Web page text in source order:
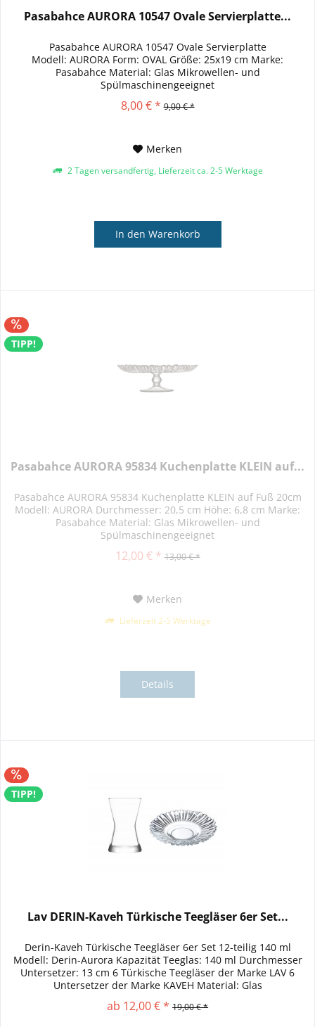
Pasabahce AURORA 10547 Ovale Servierplatte...
Pasabahce AURORA 10547 Ovale Servierplatte
Modell: AURORA Form: OVAL Größe: 25x19 cm Marke:
Pasabahce Material: Glas Mikrowellen- und
Spülmaschinengeeignet
8,00 € * 9,00 € *
Merken
2 Tagen versandfertig, Lieferzeit ca. 2-5 Werktage
In den Warenkorb
TIPP!
Pasabahce AURORA 95834 Kuchenplatte KLEIN auf...
Pasabahce AURORA 95834 Kuchenplatte KLEIN auf Fuß 20cm
Modell: AURORA Durchmesser: 20,5 cm Höhe: 6,8 cm Marke:
Pasabahce Material: Glas Mikrowellen- und
Spülmaschinengeeignet
12,00 € * 13,00 € *
Merken
Lieferzeit 2-5 Werktage
Details
TIPP!
Lav DERIN-Kaveh Türkische Teegläser 6er Set...
Derin-Kaveh Türkische Teegläser 6er Set 12-teilig 140 ml
Modell: Derin-Aurora Kapazität Teeglas: 140 ml Durchmesser
Untersetzer: 13 cm 6 Türkische Teegläser der Marke LAV 6
Untersetzer der Marke KAVEH Material: Glas
Spülmaschinengeeignet
ab 12,00 € * 19,00 € *